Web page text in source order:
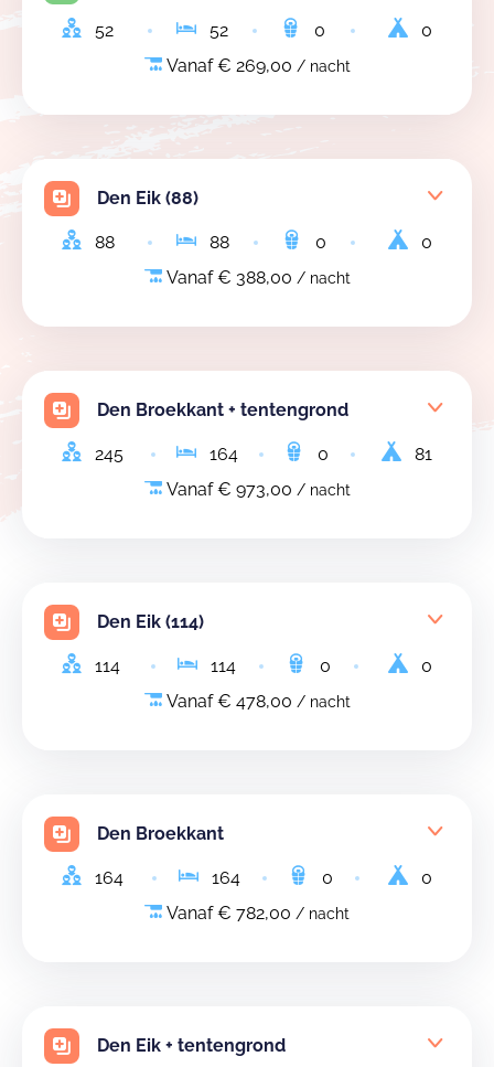
52 52 0
0
Vanaf € 269,00 / nacht
Den Eik (88)
88 88 0
0
Vanaf € 388,00 / nacht
Den Broekkant + tentengrond
245 164 0
81
Vanaf € 973,00 / nacht
Den Eik (114)
114 114 0
0
Vanaf € 478,00 / nacht
Den Broekkant
164 164 0
0
Vanaf € 782,00 / nacht
Den Eik + tentengrond